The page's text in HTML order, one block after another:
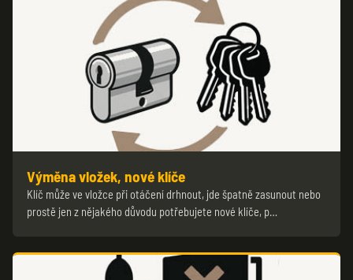
Výměna vložek, nové klíče
Klíč může ve vložce při otáčení drhnout, jde špatně zasunout nebo
prostě jen z nějakého důvodu potřebujete nové klíče, p…